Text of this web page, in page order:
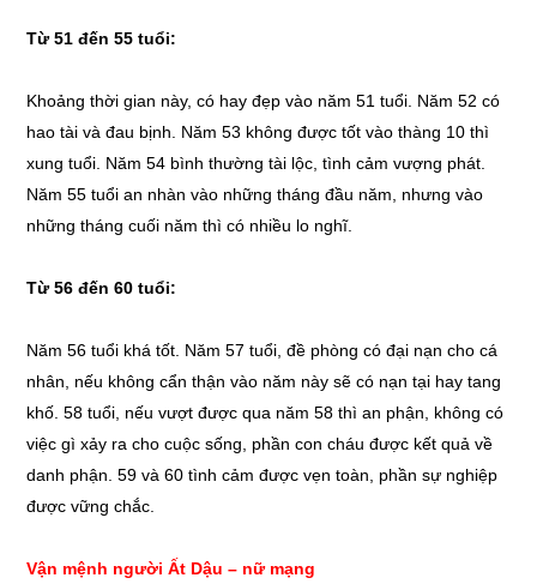
Từ 51 đến 55 tuổi:
Khoảng thời gian này, có hay đẹp vào năm 51 tuổi. Năm 52 có
hao tài và đau bịnh. Năm 53 không được tốt vào thàng 10 thì
xung tuổi. Năm 54 bình thường tài lộc, tình cảm vượng phát.
Năm 55 tuổi an nhàn vào những tháng đầu năm, nhưng vào
những tháng cuối năm thì có nhiều lo nghĩ.
Từ 56 đến 60 tuổi:
Năm 56 tuổi khá tốt. Năm 57 tuổi, đề phòng có đại nạn cho cá
nhân, nếu không cẩn thận vào năm này sẽ có nạn tại hay tang
khố. 58 tuổi, nếu vượt được qua năm 58 thì an phận, không có
việc gì xảy ra cho cuộc sống, phần con cháu được kết quả về
danh phận. 59 và 60 tình cảm được vẹn toàn, phần sự nghiệp
được vững chắc.
Vận mệnh người Ất Dậu – nữ mạng